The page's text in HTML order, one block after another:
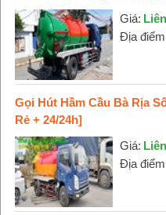
Giá:
Địa
Gọi Hút Hầm Cầu Bà Rịa
Rẻ + 24/24h]
Giá:
Địa